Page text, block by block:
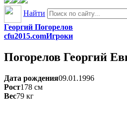
Найти
Георгий Погорелов
cfu2015.comИгроки
Погорелов Георгий
Дата рождения09.01.1996
Рост178 см
Вес79 кг